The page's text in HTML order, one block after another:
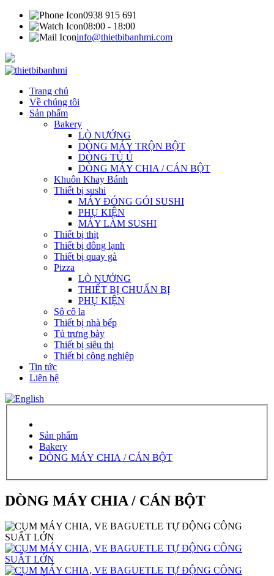
0938 915 691
08:00 - 18:00
info@thietbibanhmi.com
Trang chủ
Về chúng tôi
Sản phẩm
Bakery
LÒ NƯỚNG
DÒNG MÁY TRỘN BỘT
DÒNG TỦ Ủ
DÒNG MÁY CHIA / CÁN BỘT
Khuôn Khay Bánh
Thiết bị sushi
MÁY ĐÓNG GÓI SUSHI
PHỤ KIỆN
MÁY LÀM SUSHI
Thiết bị thịt
Thiết bị đông lạnh
Thiết bị quay gà
Pizza
LÒ NƯỚNG
THIẾT BỊ CHUẨN BỊ
PHỤ KIỆN
Sô cô la
Thiết bị nhà bếp
Tủ trưng bày
Thiết bị siêu thị
Thiết bị công nghiệp
Tin tức
Liên hệ
Sản phẩm
Bakery
DÒNG MÁY CHIA / CÁN BỘT
DÒNG MÁY CHIA / CÁN BỘT